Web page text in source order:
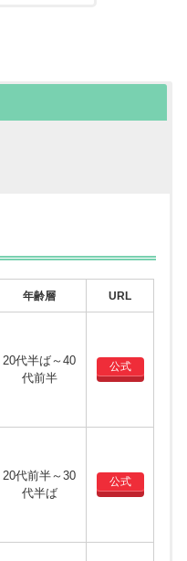
年齢層 URL
20代半ば～40
代前半
公式
20代前半～30
代半ば
公式